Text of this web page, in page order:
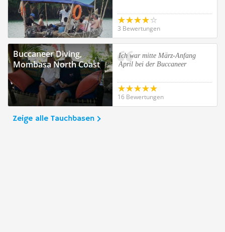
3 Bewertungen
Buccaneer Diving,
Mombasa North Coast
Ich war mitte März-Anfang
April bei der Buccaneer
16 Bewertungen
Zeige alle Tauchbasen